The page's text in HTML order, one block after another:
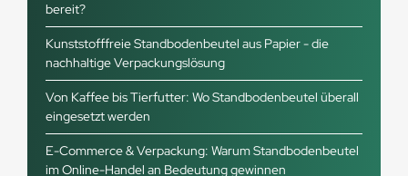
bereit?
Kunststofffreie Standbodenbeutel aus Papier - die
nachhaltige Verpackungslösung
Von Kaffee bis Tierfutter: Wo Standbodenbeutel überall
eingesetzt werden
E-Commerce & Verpackung: Warum Standbodenbeutel
im Online-Handel an Bedeutung gewinnen